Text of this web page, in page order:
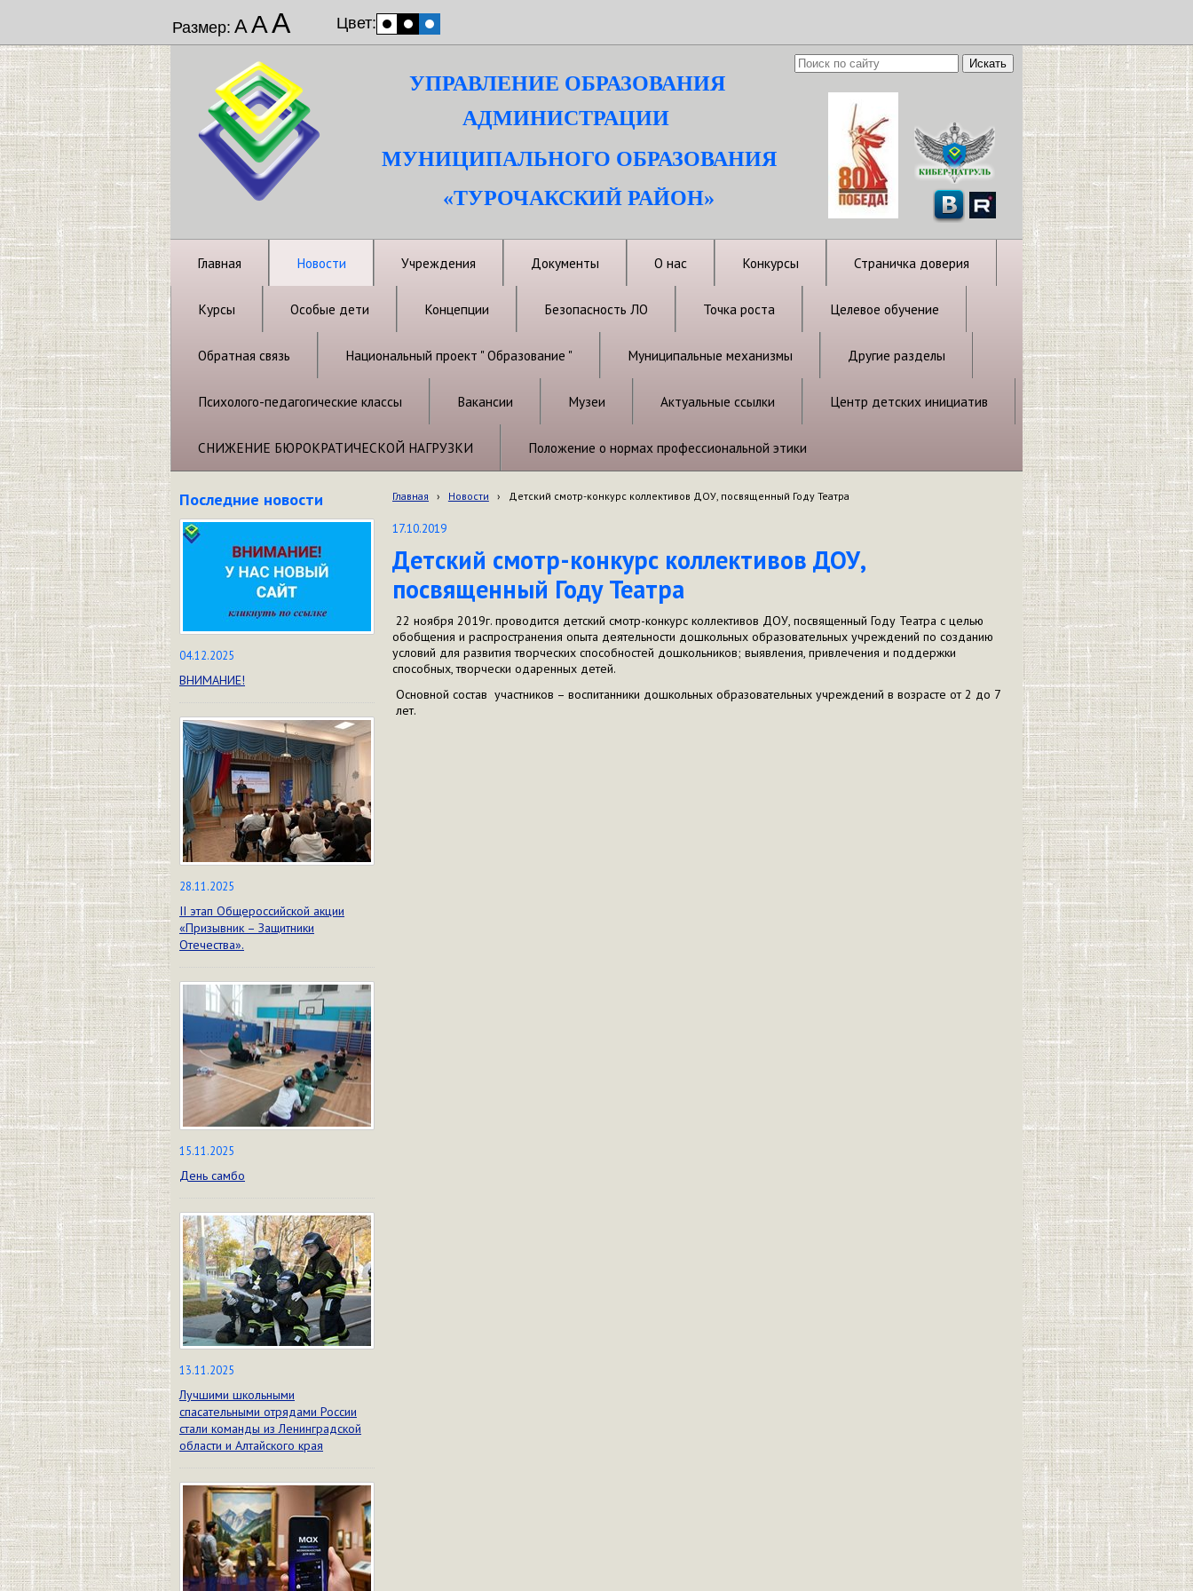
Размер: ААА Цвет:
УПРАВЛЕНИЕ ОБРАЗОВАНИЯ
АДМИНИСТРАЦИИ
МУНИЦИПАЛЬНОГО ОБРАЗОВАНИЯ
«ТУРОЧАКСКИЙ РАЙОН»
Главная Новости Учреждения Документы О нас Конкурсы Страничка доверия
Курсы Особые дети Концепции Безопасность ЛО Точка роста Целевое обучение
Обратная связь Национальный проект " Образование " Муниципальные механизмы Другие разделы
Психолого-педагогические классы Вакансии Музеи Актуальные ссылки Центр детских инициатив
СНИЖЕНИЕ БЮРОКРАТИЧЕСКОЙ НАГРУЗКИ Положение о нормах профессиональной этики
Последние новости
04.12.2025
ВНИМАНИЕ!
28.11.2025
II этап Общероссийской акции
«Призывник – Защитники
Отечества».
15.11.2025
День самбо
13.11.2025
Лучшими школьными
спасательными отрядами России
стали команды из Ленинградской
области и Алтайского края
Главная › Новости › Детский смотр-конкурс коллективов ДОУ, посвященный Году Театра
17.10.2019
Детский смотр-конкурс коллективов ДОУ,
посвященный Году Театра
22 ноября 2019г. проводится детский смотр-конкурс коллективов ДОУ, посвященный Году Театра с целью
обобщения и распространения опыта деятельности дошкольных образовательных учреждений по созданию
условий для развития творческих способностей дошкольников; выявления, привлечения и поддержки
способных, творчески одаренных детей.
Основной состав участников – воспитанники дошкольных образовательных учреждений в возрасте от 2 до 7
лет.